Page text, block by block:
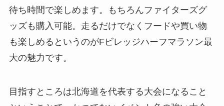
待ち時間で楽しめます。もちろんファイターズグ
ッズも購入可能。走るだけでなくフードや買い物
も楽しめるというのがFビレッジハーフマラソン最
大の魅力です。
目指すところは北海道を代表する大会になること